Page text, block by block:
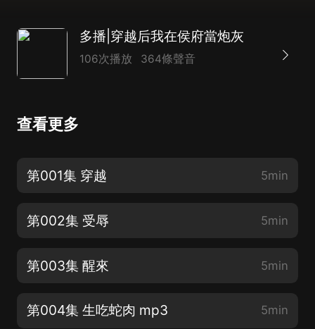
多播|穿越后我在侯府當炮灰
106次播放 364條聲音
查看更多
第001集 穿越 5min
第002集 受辱 5min
第003集 醒來 5min
第004集 生吃蛇肉 mp3 5min